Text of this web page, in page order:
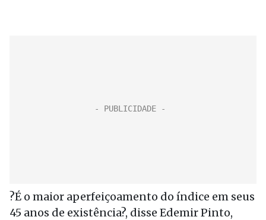
?É o maior aperfeiçoamento do índice em seus
45 anos de existência?, disse Edemir Pinto,